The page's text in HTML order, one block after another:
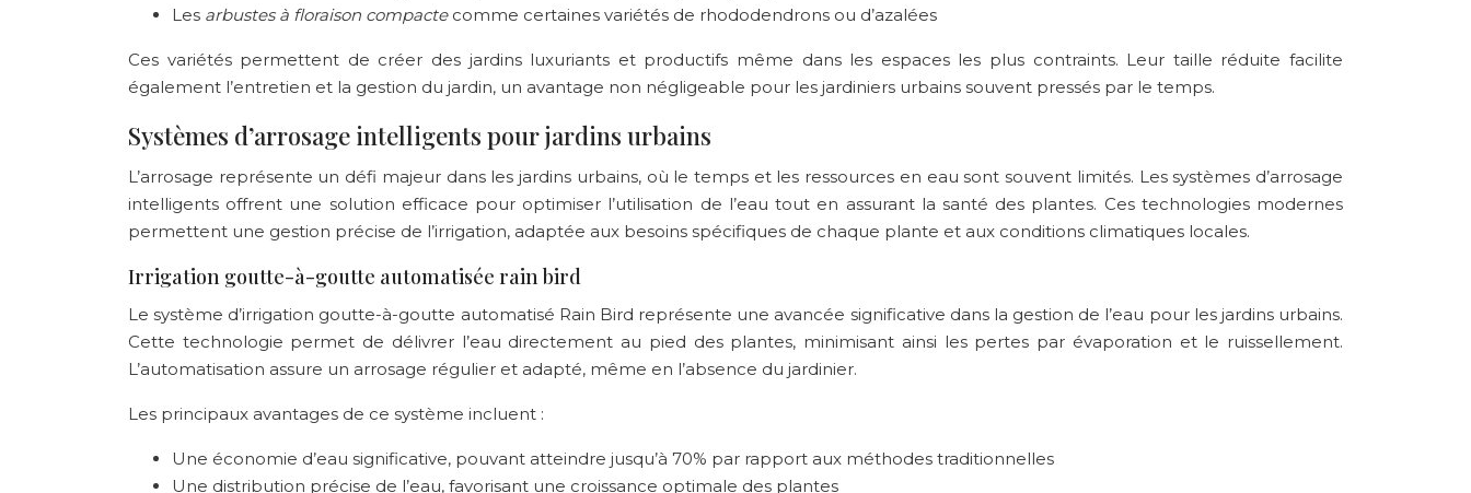
Les arbustes à floraison compacte comme certaines variétés de rhododendrons ou d’azalées
Ces variétés permettent de créer des jardins luxuriants et productifs même dans les espaces les plus contraints. Leur taille réduite facilite
également l’entretien et la gestion du jardin, un avantage non négligeable pour les jardiniers urbains souvent pressés par le temps.
Systèmes d’arrosage intelligents pour jardins urbains
L’arrosage représente un défi majeur dans les jardins urbains, où le temps et les ressources en eau sont souvent limités. Les systèmes d’arrosage
intelligents offrent une solution efficace pour optimiser l’utilisation de l’eau tout en assurant la santé des plantes. Ces technologies modernes
permettent une gestion précise de l’irrigation, adaptée aux besoins spécifiques de chaque plante et aux conditions climatiques locales.
Irrigation goutte-à-goutte automatisée rain bird
Le système d’irrigation goutte-à-goutte automatisé Rain Bird représente une avancée significative dans la gestion de l’eau pour les jardins urbains.
Cette technologie permet de délivrer l’eau directement au pied des plantes, minimisant ainsi les pertes par évaporation et le ruissellement.
L’automatisation assure un arrosage régulier et adapté, même en l’absence du jardinier.
Les principaux avantages de ce système incluent :
Une économie d’eau significative, pouvant atteindre jusqu’à 70% par rapport aux méthodes traditionnelles
Une distribution précise de l’eau, favorisant une croissance optimale des plantes